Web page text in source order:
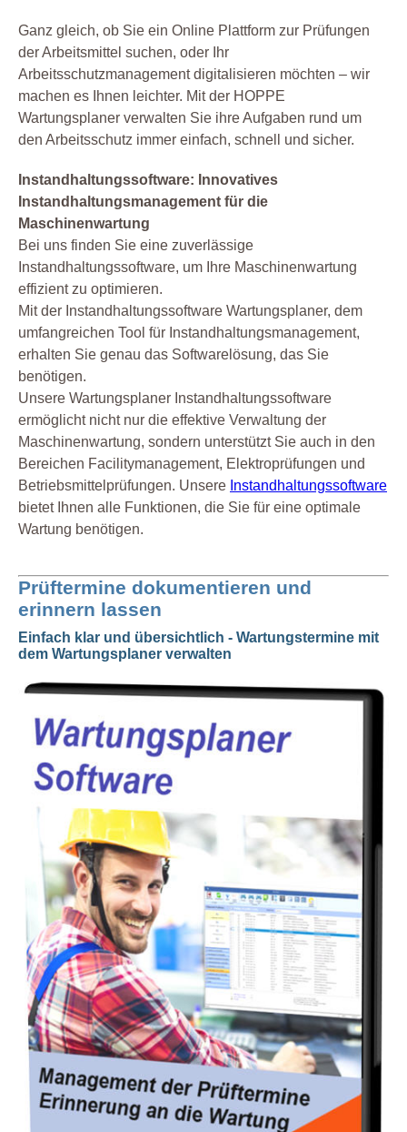
Ganz gleich, ob Sie ein Online Plattform zur Prüfungen
der Arbeitsmittel suchen, oder Ihr
Arbeitsschutzmanagement digitalisieren möchten – wir
machen es Ihnen leichter. Mit der HOPPE
Wartungsplaner verwalten Sie ihre Aufgaben rund um
den Arbeitsschutz immer einfach, schnell und sicher.
Instandhaltungssoftware: Innovatives
Instandhaltungsmanagement für die
Maschinenwartung
Bei uns finden Sie eine zuverlässige
Instandhaltungssoftware, um Ihre Maschinenwartung
effizient zu optimieren.
Mit der Instandhaltungssoftware Wartungsplaner, dem
umfangreichen Tool für Instandhaltungsmanagement,
erhalten Sie genau das Softwarelösung, das Sie
benötigen.
Unsere Wartungsplaner Instandhaltungssoftware
ermöglicht nicht nur die effektive Verwaltung der
Maschinenwartung, sondern unterstützt Sie auch in den
Bereichen Facilitymanagement, Elektroprüfungen und
Betriebsmittelprüfungen. Unsere Instandhaltungssoftware
bietet Ihnen alle Funktionen, die Sie für eine optimale
Wartung benötigen.
Prüftermine dokumentieren und
erinnern lassen
Einfach klar und übersichtlich - Wartungstermine mit
dem Wartungsplaner verwalten